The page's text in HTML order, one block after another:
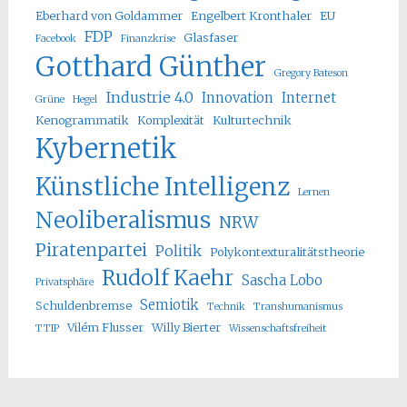
Eberhard von Goldammer Engelbert Kronthaler EU
Facebook FDP Finanzkrise Glasfaser
Gotthard Günther Gregory Bateson
Grüne Hegel Industrie 4.0 Innovation Internet
Kenogrammatik Komplexität Kulturtechnik
Kybernetik
Künstliche Intelligenz Lernen
Neoliberalismus NRW
Piratenpartei Politik Polykontexturalitätstheorie
Privatsphäre Rudolf Kaehr Sascha Lobo
Schuldenbremse Semiotik Technik
Transhumanismus
TTIP
Vilém Flusser Willy Bierter Wissenschaftsfreiheit